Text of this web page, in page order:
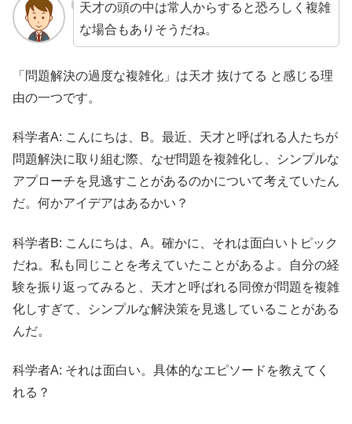
天才の頭の中は常人からすると恐ろしく複雑
な場合もありそうだね。
「問題解決の過度な複雑化」は天才 抜けてる と感じる理
由の一つです。
科学者A: こんにちは、B。最近、天才と呼ばれる人たちが
問題解決に取り組む際、なぜ問題を複雑化し、シンプルな
アプローチを見逃すことがあるのかについて考えていたん
だ。何かアイデアはあるかい？
科学者B: こんにちは、A。確かに、それは面白いトピック
だね。私も同じことを考えていたことがあるよ。自分の経
験を振り返ってみると、天才と呼ばれる同僚が問題を複雑
化しすぎて、シンプルな解決策を見逃していることがある
んだ。
科学者A: それは面白い。具体的なエピソードを教えてく
れる？